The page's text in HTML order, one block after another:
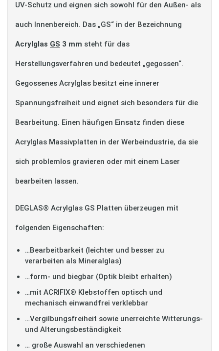
UV-Schutz und eignen sich sowohl für den Außen- als
auch Innenbereich. Das „GS“ in der Bezeichnung
Acrylglas GS 3 mm steht für das
Herstellungsverfahren und bedeutet „gegossen“.
Gegossenes Acrylglas besitzt eine innerer
Spannungsfreiheit und eignet sich besonders für die
Bearbeitung. Einen häufigen Einsatz finden diese
Acrylglas Massivplatten in der Werbeindustrie, da sie
sich problemlos gravieren oder mit einem Laser
bearbeiten lassen.
DEGLAS® Acrylglas GS Platten überzeugen mit
folgenden Eigenschaften:
…Bearbeitbarkeit (leichter und besser zu
verarbeiten als Mineralglas)
…form- und biegbar (Optik bleibt erhalten)
…mit ACRIFIX® Klebstoffen optisch und
mechanisch einwandfrei verklebbar
…Vergilbungsfreiheit sowie unerreichte Witterungs-
und Alterungsbeständigkeit
… große Auswahl an verschiedenen